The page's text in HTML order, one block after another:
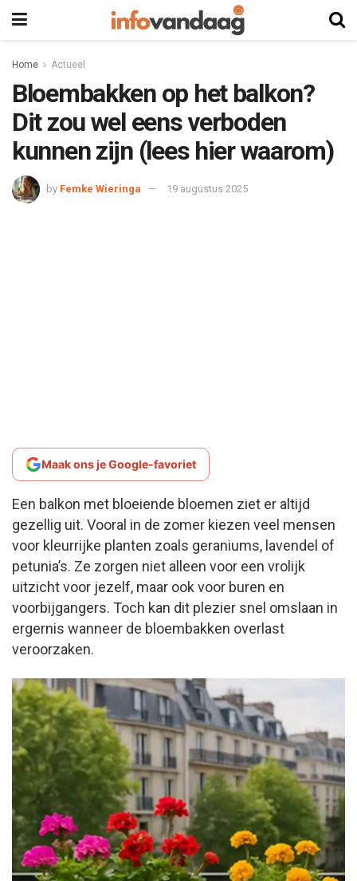
Home Actueel
Bloembakken op het balkon?
Dit zou wel eens verboden
kunnen zijn (lees hier waarom)
by Femke Wieringa 19 augustus 2025
Maak ons je Google-favoriet
Een balkon met bloeiende bloemen ziet er altijd
gezellig uit. Vooral in de zomer kiezen veel mensen
voor kleurrijke planten zoals geraniums, lavendel of
petunia’s. Ze zorgen niet alleen voor een vrolijk
uitzicht voor jezelf, maar ook voor buren en
voorbijgangers. Toch kan dit plezier snel omslaan in
ergernis wanneer de bloembakken overlast
veroorzaken.